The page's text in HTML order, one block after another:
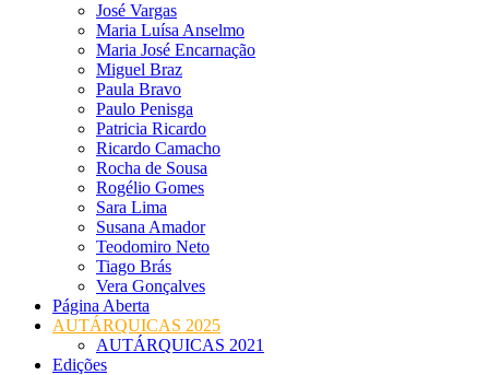
José Vargas
Maria Luísa Anselmo
Maria José Encarnação
Miguel Braz
Paula Bravo
Paulo Penisga
Patricia Ricardo
Ricardo Camacho
Rocha de Sousa
Rogélio Gomes
Sara Lima
Susana Amador
Teodomiro Neto
Tiago Brás
Vera Gonçalves
Página Aberta
AUTÁRQUICAS 2025
AUTÁRQUICAS 2021
Edições